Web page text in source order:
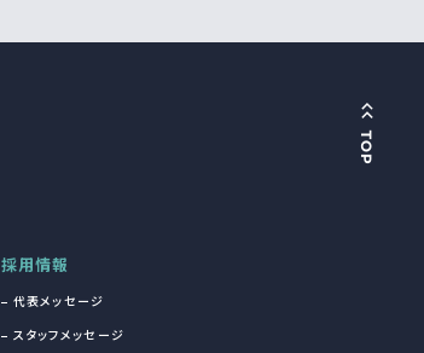
採用情報
代表メッセージ
スタッフメッセージ